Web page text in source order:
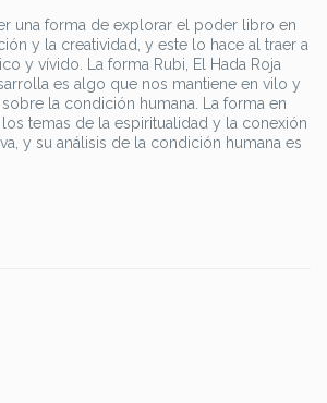
una forma de explorar el poder libro en
y la creatividad, y este lo hace al traer a
y vívido. La forma Rubi, El Hada Roja
es algo que nos mantiene en vilo y
la condición humana. La forma en
temas de la espiritualidad y la conexión
y su análisis de la condición humana es